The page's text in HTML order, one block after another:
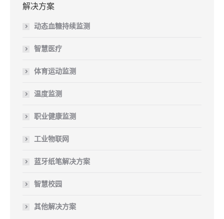
解决方案
动态血糖持续监测
智慧医疗
体育运动监测
温度监测
职业健康监测
工业物联网
蓝牙纸笔解决方案
智慧校园
其他解决方案